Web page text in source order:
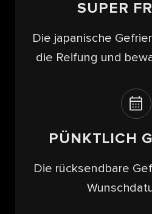
SUPER
Die japanische
die Reifung und
PÜNKTLICH
Die rücksendbare